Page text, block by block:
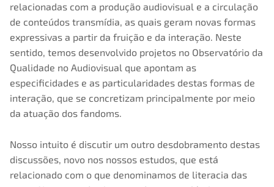
relacionadas com a produção audiovisual e a circulação
de conteúdos transmídia, as quais geram novas formas
expressivas a partir da fruição e da interação. Neste
sentido, temos desenvolvido projetos no Observatório da
Qualidade no Audiovisual que apontam as
especificidades e as particularidades destas formas de
interação, que se concretizam principalmente por meio
da atuação dos fandoms.
Nosso intuito é discutir um outro desdobramento destas
discussões, novo nos nossos estudos, que está
relacionado com o que denominamos de literacia das